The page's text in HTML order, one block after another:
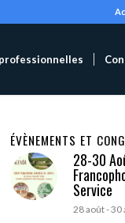
ÉVÈNEMENTS ET
28-30
Service
28 août-30